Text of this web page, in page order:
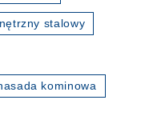
stalowy
kominowa